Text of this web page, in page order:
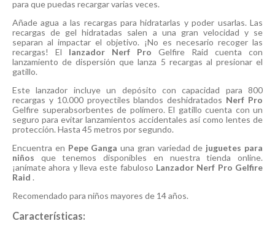
para que puedas recargar varias veces.
Añade agua a las recargas para hidratarlas y poder usarlas. Las
recargas de gel hidratadas salen a una gran velocidad y se
separan al impactar el objetivo. ¡No es necesario recoger las
recargas! El lanzador Nerf Pro Gelfire Raid cuenta con
lanzamiento de dispersión que lanza 5 recargas al presionar el
gatillo.
Este lanzador incluye un depósito con capacidad para 800
recargas y 10.000 proyectiles blandos deshidratados Nerf Pro
Gelfire superabsorbentes de polímero. El gatillo cuenta con un
seguro para evitar lanzamientos accidentales así como lentes de
protección. Hasta 45 metros por segundo.
Encuentra en Pepe Ganga una gran variedad de juguetes para
niños que tenemos disponibles en nuestra tienda online.
¡anímate ahora y lleva este fabuloso Lanzador Nerf Pro Gelfire
Raid .
Recomendado para niños mayores de 14 años.
Características: